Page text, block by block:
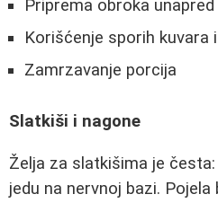
Priprema obroka unapred
Korišćenje sporih kuvara
Zamrzavanje porcija
Slatkiši i nagone
Želja za slatkišima je
jedu na nervnoj bazi.